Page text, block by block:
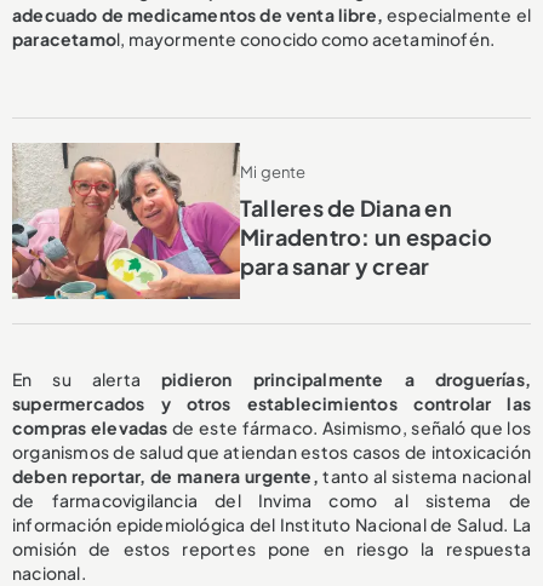
adecuado de medicamentos de venta libre, especialmente el
paracetamol, mayormente conocido como acetaminofén.
Mi gente
Talleres de Diana en
Miradentro: un espacio
para sanar y crear
En su alertapidieron principalmente a droguerías,
supermercados y otros establecimientos controlar las
compras elevadas de este fármaco. Asimismo, señaló que los
organismos de salud que atiendan estos casos de intoxicación
deben reportar, de manera urgente, tanto al sistema nacional
de farmacovigilancia del Invima como al sistema de
información epidemiológica del Instituto Nacional de Salud. La
omisión de estos reportes pone en riesgo la respuesta
nacional.